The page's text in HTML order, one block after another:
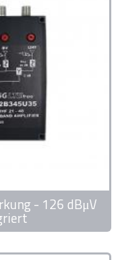
- 126 dBμV